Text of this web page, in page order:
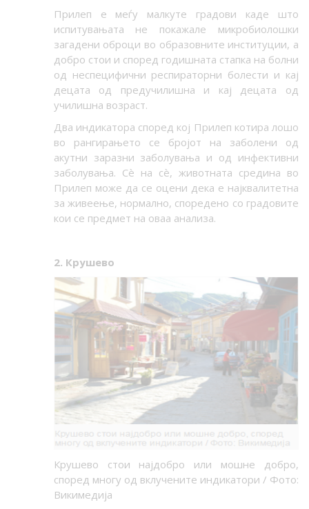
Прилеп е меѓу малкуте градови каде што
испитувањата не покажале микробиолошки
загадени оброци во образовните институции, а
добро стои и според годишната стапка на болни
од неспецифични респираторни болести и кај
децата од предучилишна и кај децата од
училишна возраст.
Два индикатора според кој Прилеп котира лошо
во рангирањето се бројот на заболени од
акутни заразни заболувања и од инфективни
заболувања. Сè на сè, животната средина во
Прилеп може да се оцени дека е најквалитетна
за живеење, нормално, споредено со градовите
кои се предмет на оваа анализа.
2. Крушево
Крушево стои најдобро или мошне добро,
според многу од вклучените индикатори / Фото:
Викимедија